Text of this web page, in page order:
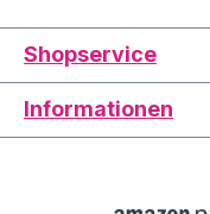
Shopservice
Informationen